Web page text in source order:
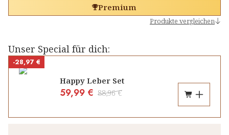
Premium
Produkte vergleichen
Unser Special für dich:
-28,97 €
Happy Leber Set
59,99 € 88,96 €